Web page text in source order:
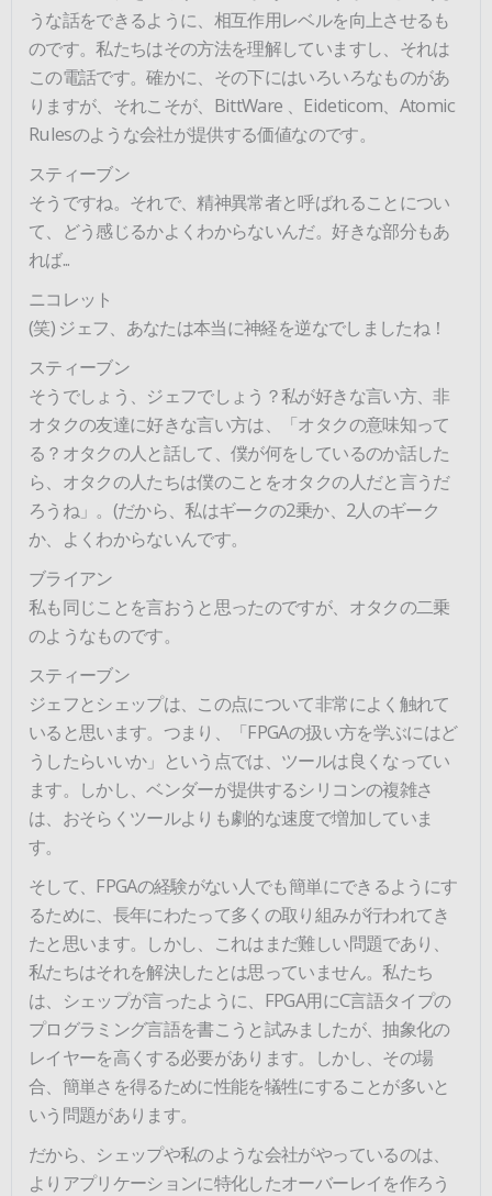
うな話をできるように、相互作用レベルを向上させるも
のです。私たちはその方法を理解していますし、それは
この電話です。確かに、その下にはいろいろなものがあ
りますが、それこそが、BittWare 、Eideticom、Atomic
Rulesのような会社が提供する価値なのです。
スティーブン
そうですね。それで、精神異常者と呼ばれることについ
て、どう感じるかよくわからないんだ。好きな部分もあ
れば...
ニコレット
(笑) ジェフ、あなたは本当に神経を逆なでしましたね！
スティーブン
そうでしょう、ジェフでしょう？私が好きな言い方、非
オタクの友達に好きな言い方は、「オタクの意味知って
る？オタクの人と話して、僕が何をしているのか話した
ら、オタクの人たちは僕のことをオタクの人だと言うだ
ろうね」。(だから、私はギークの2乗か、2人のギーク
か、よくわからないんです。
ブライアン
私も同じことを言おうと思ったのですが、オタクの二乗
のようなものです。
スティーブン
ジェフとシェップは、この点について非常によく触れて
いると思います。つまり、「FPGAの扱い方を学ぶにはど
うしたらいいか」という点では、ツールは良くなってい
ます。しかし、ベンダーが提供するシリコンの複雑さ
は、おそらくツールよりも劇的な速度で増加していま
す。
そして、FPGAの経験がない人でも簡単にできるようにす
るために、長年にわたって多くの取り組みが行われてき
たと思います。しかし、これはまだ難しい問題であり、
私たちはそれを解決したとは思っていません。私たち
は、シェップが言ったように、FPGA用にC言語タイプの
プログラミング言語を書こうと試みましたが、抽象化の
レイヤーを高くする必要があります。しかし、その場
合、簡単さを得るために性能を犠牲にすることが多いと
いう問題があります。
だから、シェップや私のような会社がやっているのは、
よりアプリケーションに特化したオーバーレイを作ろう